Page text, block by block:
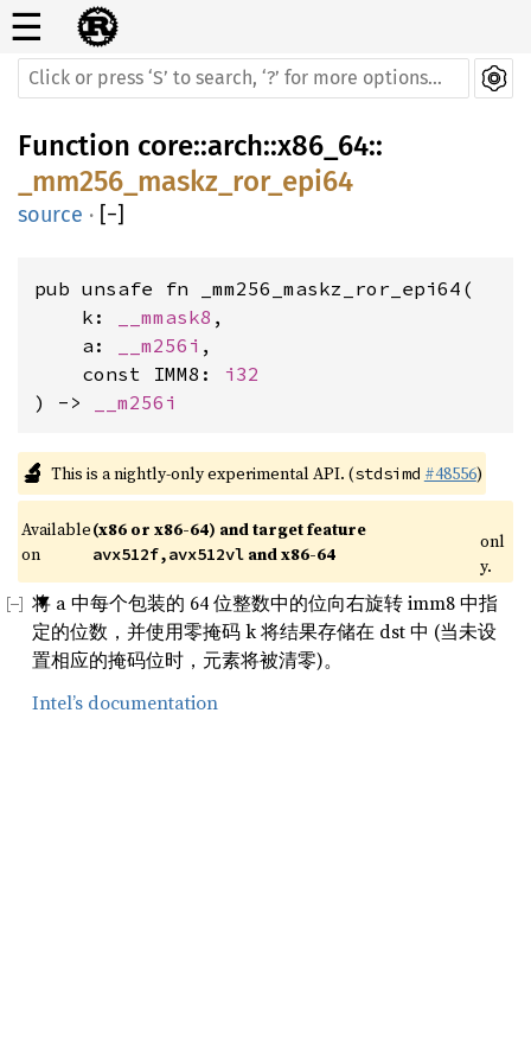
☰
Function core::arch::x86_64::
_mm256_maskz_ror_epi64
source · [−]
pub unsafe fn _mm256_maskz_ror_epi64(
    k:
__mmask8 ,
    a:
__m256i ,
    const IMM8:
i32
) ->
__m256i
🔬 This is a nightly-only experimental API. (stdsimd #48556)
Available
on
avx512f,avx512vl and x86-64
onl
y.
将 a 中每个包装的 64 位整数中的位向右旋转 imm8 中指
定的位数，并使用零掩码 k 将结果存储在 dst 中 (当未设
置相应的掩码位时，元素将被清零)。
Intel’s documentation